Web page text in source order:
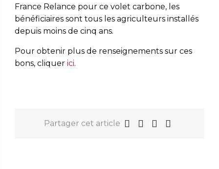
France Relance pour ce volet carbone, les
bénéficiaires sont tous les agriculteurs installés
depuis moins de cinq ans.
Pour obtenir plus de renseignements sur ces
bons, cliquer ici.
Partager cet article